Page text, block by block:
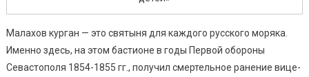
Малахов курган — это святыня для каждого русского моряка.
Именно здесь, на этом бастионе в годы Первой обороны
Севастополя 1854-1855 гг., получил смертельное ранение вице-